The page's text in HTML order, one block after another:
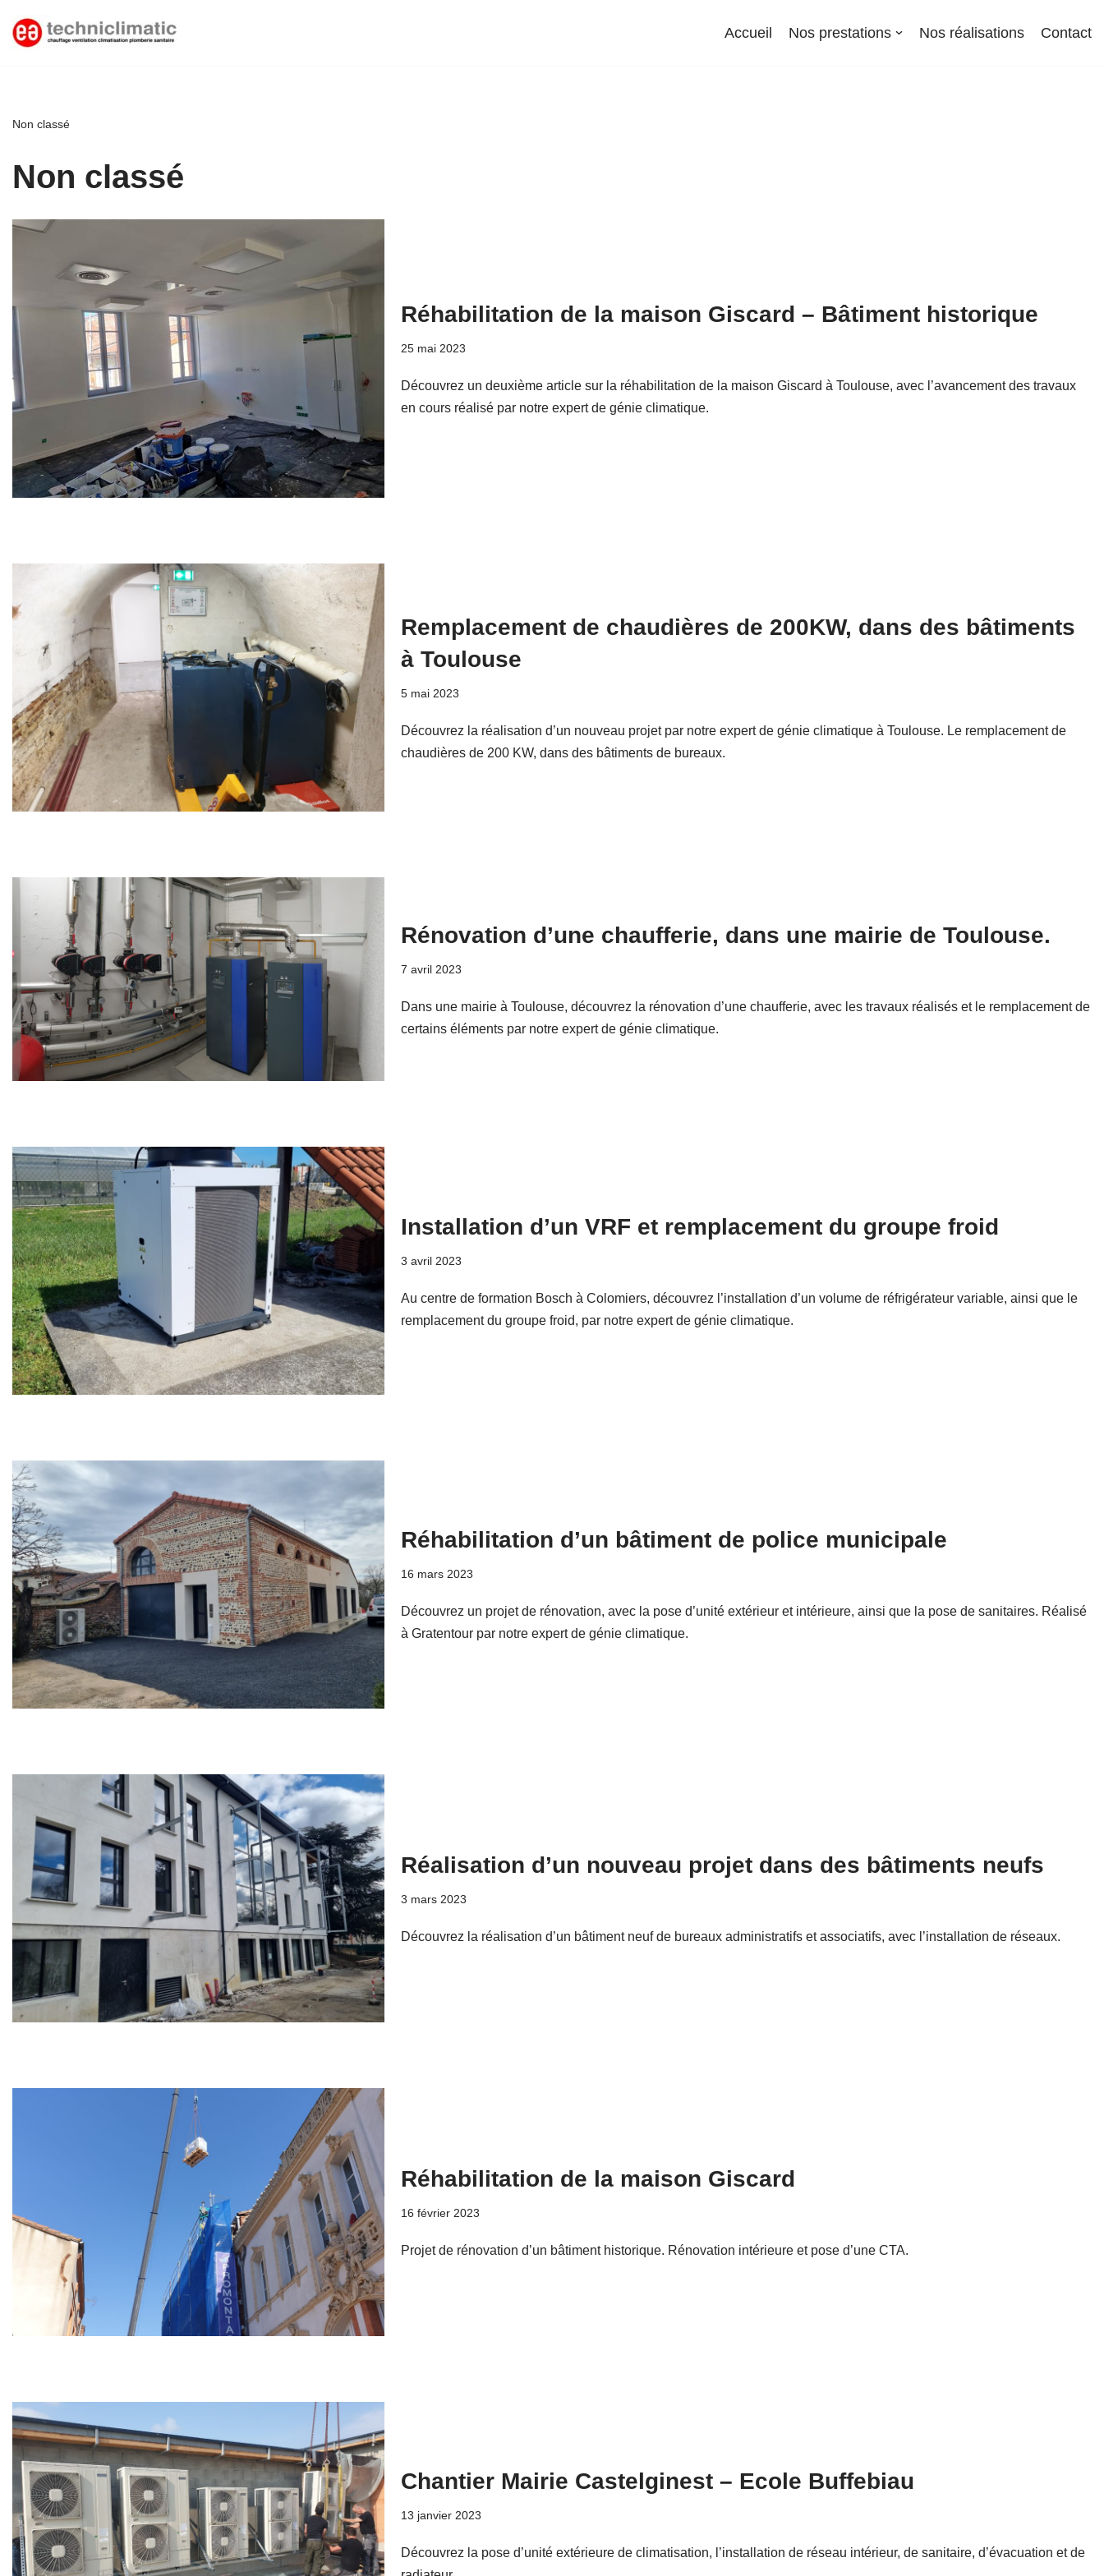
Aller
Accueil Nos prestations Nos réalisations Contact
Non classé
Non classé
Réhabilitation de la maison Giscard – Bâtiment historique
25 mai 2023
Découvrez un deuxième article sur la réhabilitation de la maison Giscard à Toulouse, avec l’avancement des travaux
en cours réalisé par notre expert de génie climatique.
Remplacement de chaudières de 200KW, dans des bâtiments
à Toulouse
5 mai 2023
Découvrez la réalisation d’un nouveau projet par notre expert de génie climatique à Toulouse. Le remplacement de
chaudières de 200 KW, dans des bâtiments de bureaux.
Rénovation d’une chaufferie, dans une mairie de Toulouse.
7 avril 2023
Dans une mairie à Toulouse, découvrez la rénovation d’une chaufferie, avec les travaux réalisés et le remplacement de
certains éléments par notre expert de génie climatique.
Installation d’un VRF et remplacement du groupe froid
3 avril 2023
Au centre de formation Bosch à Colomiers, découvrez l’installation d’un volume de réfrigérateur variable, ainsi que le
remplacement du groupe froid, par notre expert de génie climatique.
Réhabilitation d’un bâtiment de police municipale
16 mars 2023
Découvrez un projet de rénovation, avec la pose d’unité extérieur et intérieure, ainsi que la pose de sanitaires. Réalisé
à Gratentour par notre expert de génie climatique.
Réalisation d’un nouveau projet dans des bâtiments neufs
3 mars 2023
Découvrez la réalisation d’un bâtiment neuf de bureaux administratifs et associatifs, avec l’installation de réseaux.
Réhabilitation de la maison Giscard
16 février 2023
Projet de rénovation d’un bâtiment historique. Rénovation intérieure et pose d’une CTA.
Chantier Mairie Castelginest – Ecole Buffebiau
13 janvier 2023
Découvrez la pose d’unité extérieure de climatisation, l’installation de réseau intérieur, de sanitaire, d’évacuation et de